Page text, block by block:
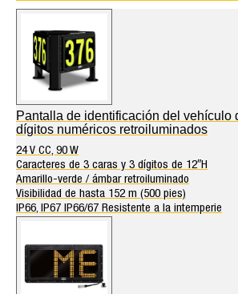
Pantalla de identificación del vehículo
dígitos numéricos retroiluminados
24 V CC, 90 W
Caracteres de 3 caras y 3 dígitos de 12″H
Amarillo-verde / ámbar retroiluminado
Visibilidad de hasta 152 m (500 pies)
IP66, IP67 IP66/67 Resistente a la intemperie